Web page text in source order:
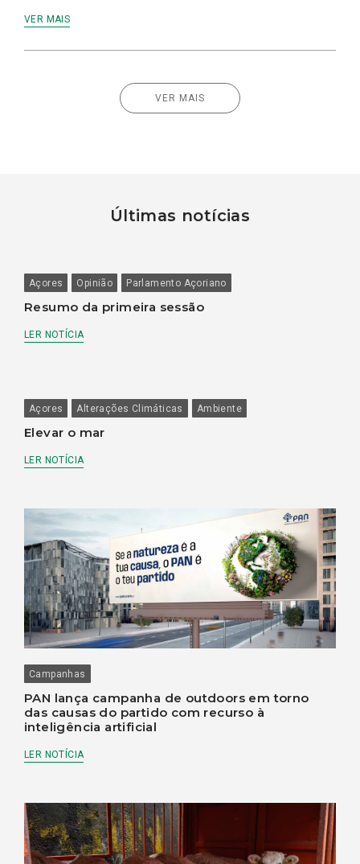
VER MAIS
VER MAIS
Últimas notícias
Açores Opinião Parlamento Açoriano
Resumo da primeira sessão
LER NOTÍCIA
Açores Alterações Climáticas Ambiente
Elevar o mar
LER NOTÍCIA
Campanhas
PAN lança campanha de outdoors em torno
das causas do partido com recurso à
inteligência artificial
LER NOTÍCIA